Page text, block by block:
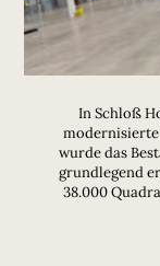
In Schloß
wurde das
grundlegend
38.000